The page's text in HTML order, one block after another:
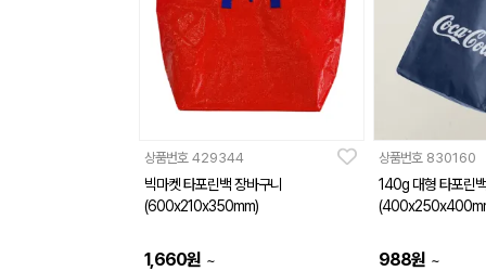
상품번호 429344
빅마켓 타포린백 장바구니
(600x210x350mm)
1,660원 ~
상품번호 830160
140g 대형 타포린
988원 ~